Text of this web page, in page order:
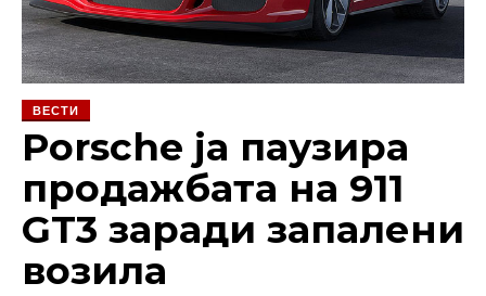
ВЕСТИ
Porsche ја паузира
продажбата на 911
GT3 заради запалени
возила